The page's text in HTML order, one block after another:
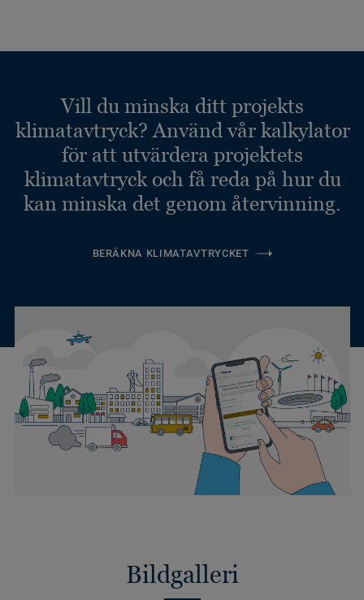
Vill du minska ditt projekts
klimatavtryck? Använd vår kalkylator
för att utvärdera projektets
klimatavtryck och få reda på hur du
kan minska det genom återvinning.
BERÄKNA KLIMATAVTRYCKET
Bildgalleri